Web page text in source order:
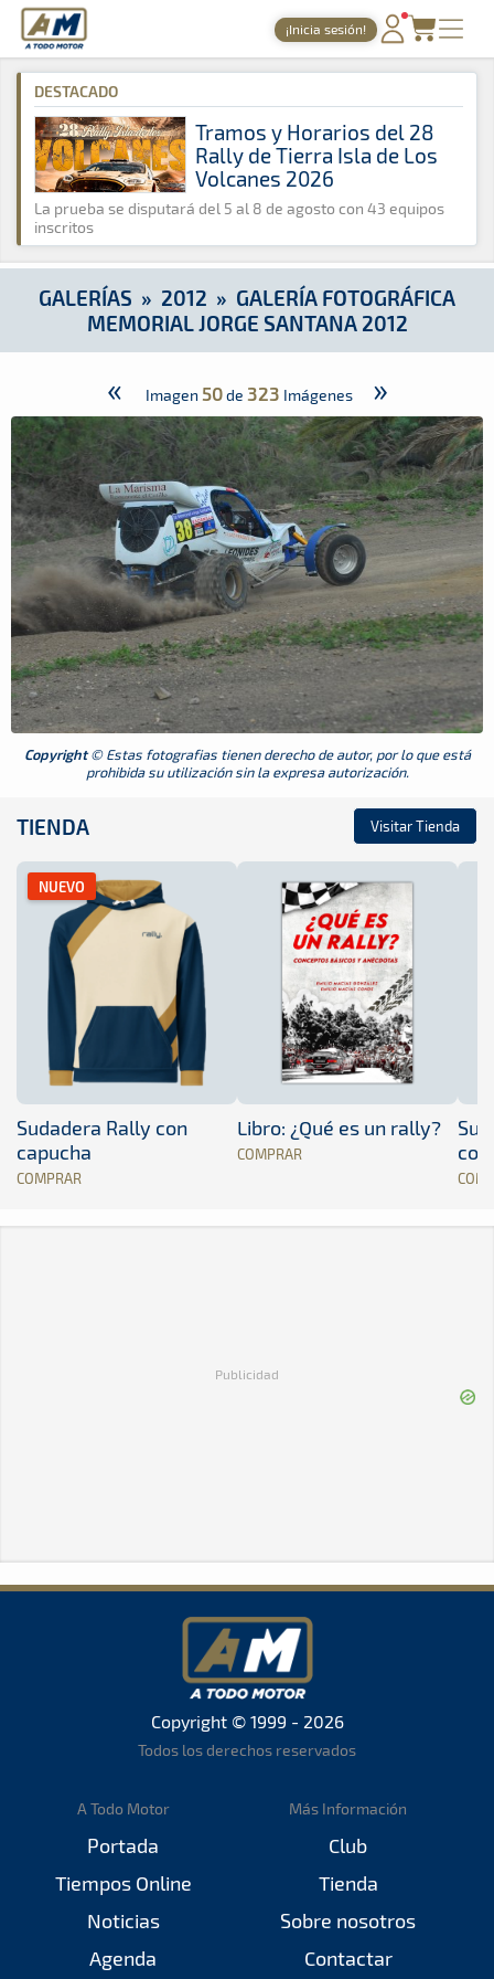
A Todo Motor · Revista del motor desde 1999
¡Inicia sesión!
PORTADA
TIEMPOS ONLINE
NOTICIAS
AGENDA
GALERÍAS
TIENDA
ARCHIVO
A Todo Motor » Galerías » 2012 » Galería Fotográfica
DESTACADO
Tramos y Horarios del 28
Rally de Tierra Isla de Los
Volcanes 2026
La prueba se disputará del 5 al 8 de agosto con 43 equipos
inscritos
GALERÍAS » 2012 » GALERÍA FOTOGRÁFICA
MEMORIAL JORGE SANTANA 2012
« Imagen 50de 323 Imágenes »
Copyright© Estas fotografias tienen derecho de autor, por lo que está
prohibida su utilización sin la expresa autorización.
TIENDA Visitar Tienda
NUEVO
Sudadera Rally con
capucha
COMPRAR
Libro: ¿Qué es un rally?
COMPRAR
Publicidad
Copyright © 1999 - 2026
Todos los derechos reservados
A Todo Motor
Portada
Tiempos Online
Noticias
Agenda
Más Información
Club
Tienda
Sobre nosotros
Contactar